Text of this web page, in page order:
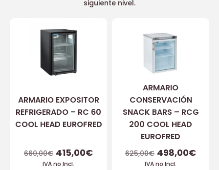
siguiente nivel.
ARMARIO EXPOSITOR
REFRIGERADO – RC 60
COOL HEAD EUROFRED
660,00€ 415,00€
IVA no Incl.
ARMARIO
CONSERVACIÓN
SNACK BARS – RCG
200 COOL HEAD
EUROFRED
625,00€ 498,00€
IVA no Incl.